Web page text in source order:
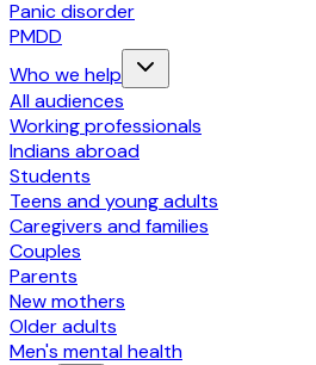
Panic disorder
PMDD
Who we help
All audiences
Working professionals
Indians abroad
Students
Teens and young adults
Caregivers and families
Couples
Parents
New mothers
Older adults
Men's mental health